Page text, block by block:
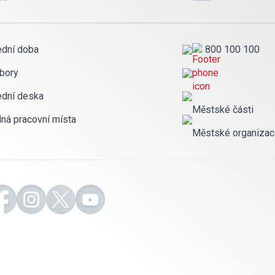
doba
deska
pracovní místa
800 100 100
Městské části
Městské